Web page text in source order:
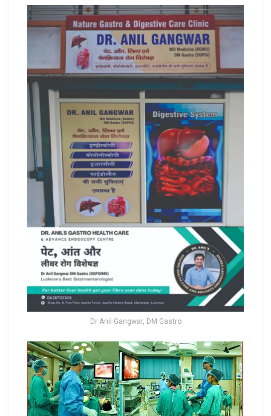
Dr Anil Gangwar, DM Gastro